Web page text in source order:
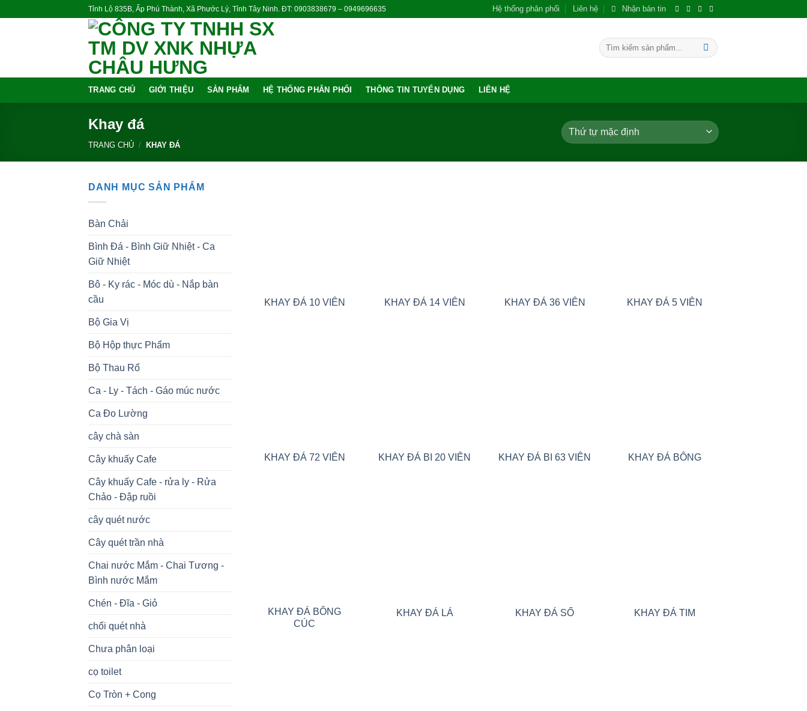
Tỉnh Lộ 835B, Ấp Phú Thành, Xã Phước Lý, Tỉnh Tây Ninh. ĐT: 0903838679 – 0949696635 Hệ thống phân phối Liên hệ Nhận bản tin
Tìm
kiếm:
TRANG CHỦ GIỚI THIỆU SẢN PHẨM HỆ THỐNG PHÂN PHỐI THÔNG TIN TUYỂN DỤNG LIÊN HỆ
Khay đá
TRANG CHỦ / KHAY ĐÁ
DANH MỤC SẢN PHẨM
Bàn Chải
Bình Đá - Bình Giữ Nhiệt - Ca
Giữ Nhiệt
Bô - Ky rác - Móc dù - Nắp bàn
cầu
Bộ Gia Vị
Bộ Hộp thực Phẩm
Bộ Thau Rổ
Ca - Ly - Tách - Gáo múc nước
Ca Đo Lường
cây chà sàn
Cây khuấy Cafe
Cây khuấy Cafe - rửa ly - Rửa
Chảo - Đập ruồi
cây quét nước
Cây quét trần nhà
Chai nước Mắm - Chai Tương -
Bình nước Mắm
Chén - Đĩa - Giỏ
chổi quét nhà
Chưa phân loại
cọ toilet
Cọ Tròn + Cong
KHAY ĐÁ 10 VIÊN KHAY ĐÁ 14 VIÊN KHAY ĐÁ 36 VIÊN KHAY ĐÁ 5 VIÊN
KHAY ĐÁ 72 VIÊN KHAY ĐÁ BI 20 VIÊN KHAY ĐÁ BI 63 VIÊN KHAY ĐÁ BÔNG
KHAY ĐÁ BÔNG
CÚC
KHAY ĐÁ LÁ KHAY ĐÁ SỐ KHAY ĐÁ TIM